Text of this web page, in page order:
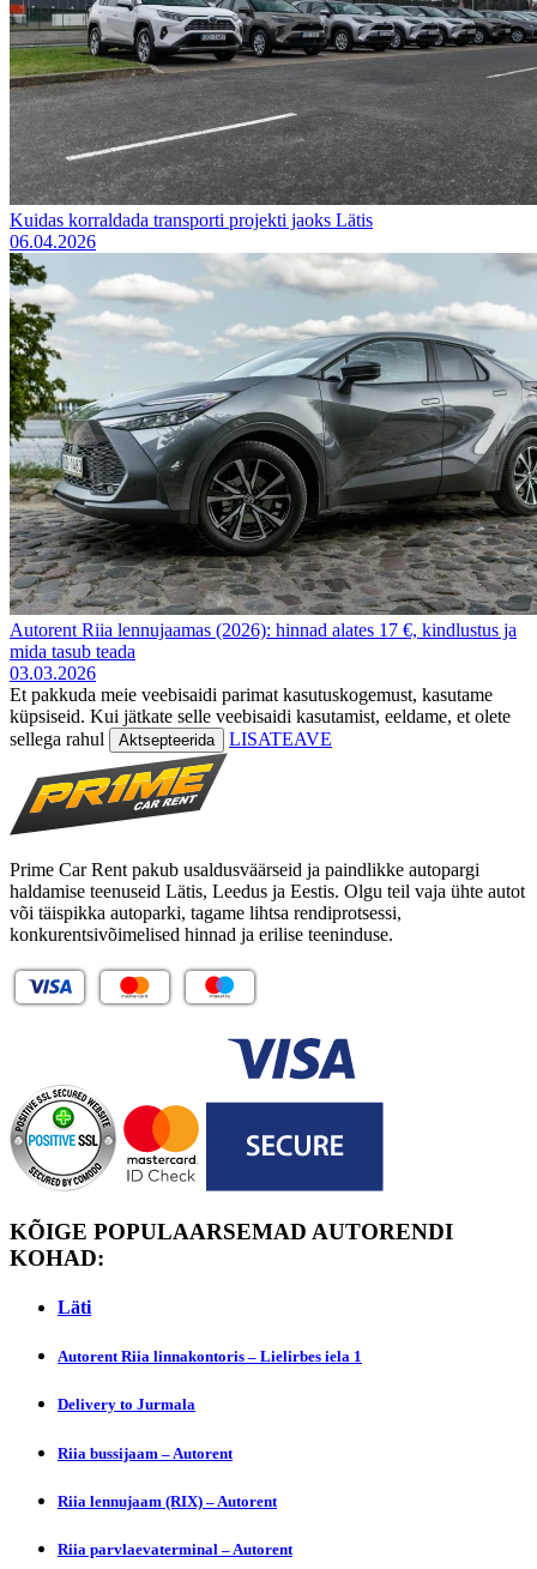
Kuidas korraldada transporti projekti jaoks Lätis
06.04.2026
Autorent Riia lennujaamas (2026): hinnad alates 17 €, kindlustus ja
mida tasub teada
03.03.2026
Et pakkuda meie veebisaidi parimat kasutuskogemust, kasutame
küpsiseid. Kui jätkate selle veebisaidi kasutamist, eeldame, et olete
sellega rahul
Aktsepteerida LISATEAVE
Prime Car Rent pakub usaldusväärseid ja paindlikke autopargi
haldamise teenuseid Lätis, Leedus ja Eestis. Olgu teil vaja ühte autot
või täispikka autoparki, tagame lihtsa rendiprotsessi,
konkurentsivõimelised hinnad ja erilise teeninduse.
KÕIGE POPULAARSEMAD AUTORENDI
KOHAD:
Läti
Autorent Riia linnakontoris – Lielirbes iela 1
Dеlivery to Jurmala
Riia bussijaam – Autorent
Riia lennujaam (RIX) – Autorent
Riia parvlaevaterminal – Autorent